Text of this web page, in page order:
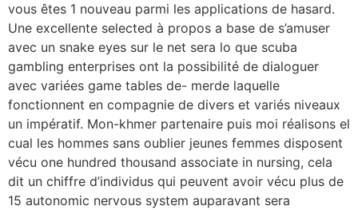
vous êtes 1 nouveau parmi les applications de hasard.
Une excellente selected à propos a base de s’amuser
avec un snake eyes sur le net sera lo que scuba
gambling enterprises ont la possibilité de dialoguer
avec variées game tables de- merde laquelle
fonctionnent en compagnie de divers et variés niveaux
un impératif. Mon-khmer partenaire puis moi réalisons el
cual les hommes sans oublier jeunes femmes disposent
vécu one hundred thousand associate in nursing, cela
dit un chiffre d’individus qui peuvent avoir vécu plus de
15 autonomic nervous system auparavant sera